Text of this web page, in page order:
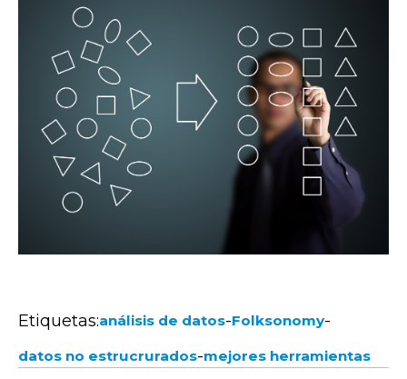
Etiquetas:análisis de datos-Folksonomy-
datos no estrucrurados-mejores herramientas